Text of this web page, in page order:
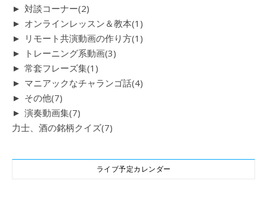
► 対談コーナー(2)
► オンラインレッスン＆教本(1)
► リモート共演動画の作り方(1)
►
トレーニング系動画(3)
► 常套フレーズ集(1)
► マニアックなチャランゴ話(4)
► その他(7)
► 演奏動画集(7)
力士、酒の銘柄クイズ(7)
ライブ予定カレンダー